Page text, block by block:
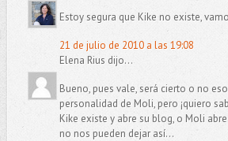
Estoy segura que Kike no existe,
21 de julio de 2010 a las 19:08
Elena Rius dijo...
Bueno, pues vale, será cierto o no
personalidad de Moli, pero ¡quiero
Kike existe y abre su blog, o Moli
no nos pueden dejar así...